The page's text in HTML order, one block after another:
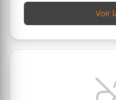
Voir